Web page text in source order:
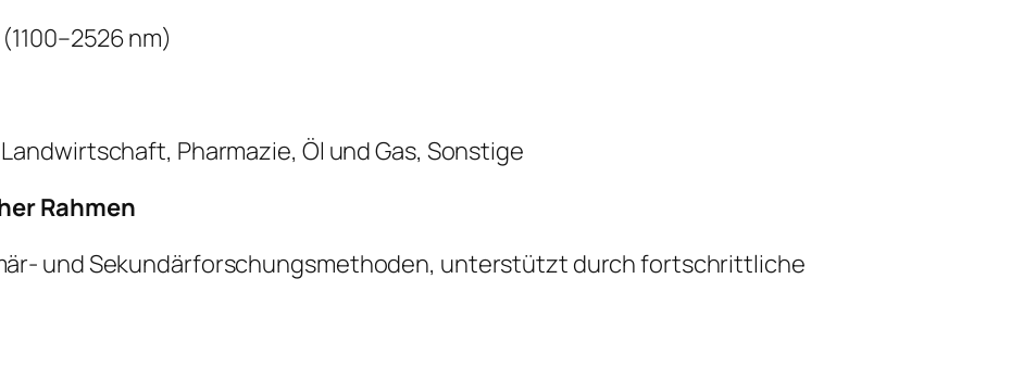
nm)
Pharmazie, Öl und Gas, Sonstige
Rahmen
und Sekundärforschungsmethoden, unterstützt durch fortschrittliche